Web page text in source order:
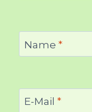
Name *
E-Mail *